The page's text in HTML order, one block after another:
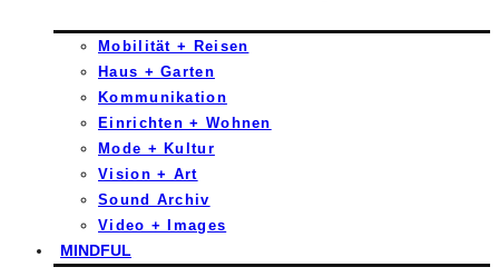
Mobilität + Reisen
Haus + Garten
Kommunikation
Einrichten + Wohnen
Mode + Kultur
Vision + Art
Sound Archiv
Video + Images
MINDFUL